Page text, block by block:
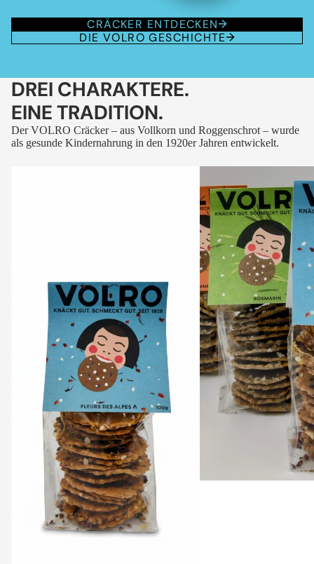
CRÄCKER ENTDECKEN
DIE VOLRO GESCHICHTE
DREI CHARAKTERE.
EINE TRADITION.
Der VOLRO Cräcker – aus Vollkorn und Roggenschrot – wurde
als gesunde Kindernahrung in den 1920er Jahren entwickelt.
-
KÜMMEL